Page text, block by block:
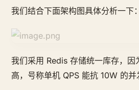
我们结合下面架构图具体分析一下：
我们采用 Redis 存储统一库存，因
高，号称单机 QPS 能抗 10W 的并